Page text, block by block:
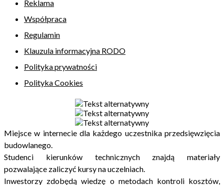
Reklama
Współpraca
Regulamin
Klauzula informacyjna RODO
Polityka prywatności
Polityka Cookies
Miejsce w internecie dla każdego uczestnika przedsięwzięcia
budowlanego.
Studenci kierunków technicznych znajdą materiały
pozwalające zaliczyć kursy na uczelniach.
Inwestorzy zdobędą wiedzę o metodach kontroli kosztów,